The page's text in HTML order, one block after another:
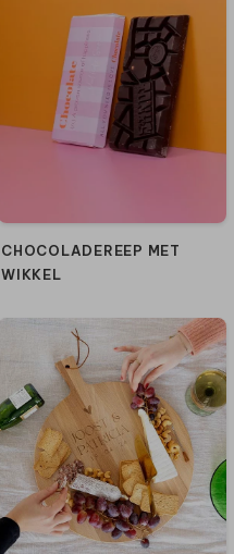
CHOCOLADEREEP MET
WIKKEL